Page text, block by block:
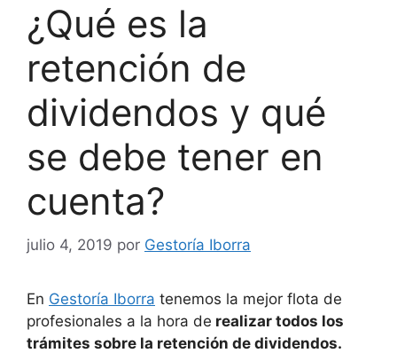
¿Qué es la
retención de
dividendos y qué
se debe tener en
cuenta?
julio 4, 2019 por Gestoría Iborra
En Gestoría Iborra tenemos la mejor flota de
profesionales a la hora de realizar todos los
trámites sobre la retención de dividendos.